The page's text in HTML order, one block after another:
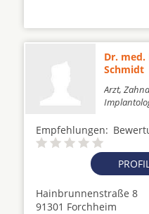
Dr.
Schmidt
Arzt,
Empfehlungen:
Hainbrunnenstraße 8
91301 Forchheim